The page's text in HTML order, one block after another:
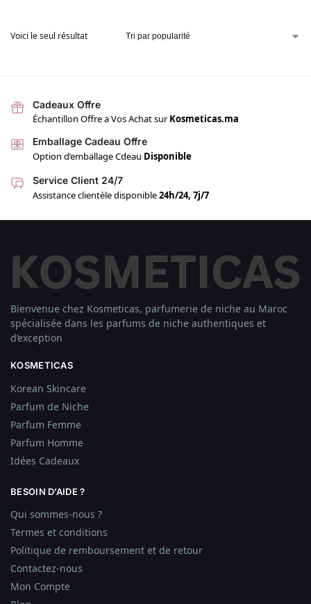
Voici le seul résultat
Cadeaux Offre
Échantillon Offre a Vos Achat surKosmeticas.ma
Emballage Cadeau Offre
Option d’emballage Cdeau Disponible
Service Client 24/7
Assistance clientèle disponible24h/24, 7j/7
Bienvenue chez Kosmeticas, parfumerie de niche au Maroc
spécialisée dans les parfums de niche authentiques et
d’exception
KOSMETICAS
Korean Skincare
Parfum de Niche
Parfum Femme
Parfum Homme
Idées Cadeaux
BESOIN D’AIDE ?
Qui sommes-nous ?
Termes et conditions
Politique de remboursement et de retour
Contactez-nous
Mon Compte